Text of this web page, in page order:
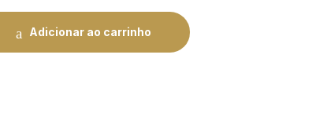
| Rei do Charuto quantity
Adicionar ao carrinho